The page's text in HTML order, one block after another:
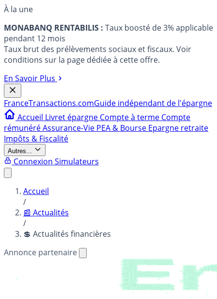
À la une
MONABANQ RENTABILIS : Taux boosté de 3% applicable
pendant 12 mois
Taux brut des prélèvements sociaux et fiscaux. Voir
conditions sur la page dédiée à cette offre.
En Savoir Plus
FranceTransactions.comGuide indépendant de l'épargne
Accueil Livret épargne Compte à terme Compte
rémunéréAssurance-Vie PEA & Bourse Epargne retraite
Impôts & Fiscalité
Autres...
Connexion Simulateurs
Accueil
/
📰 Actualités
/
💲 Actualités financières
Annonce partenaire